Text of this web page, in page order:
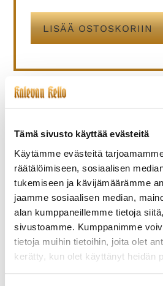
Tämä sivusto käyttää evästeitä
Käytämme evästeitä
räätälöimiseen, sosiaalisen
tukemiseen ja kävijämäärämme
jaamme sosiaalisen median,
alan kumppaneillemme tietoja
sivustoamme. Kumppanimme
tietoja muihin tietoihin, joita olet
kerätty, kun olet käyttänyt heidän
LISÄÄ OSTOSKORIIN
TUTUSTU MYÖS
ETERNA-257-NOS
GALAXIS